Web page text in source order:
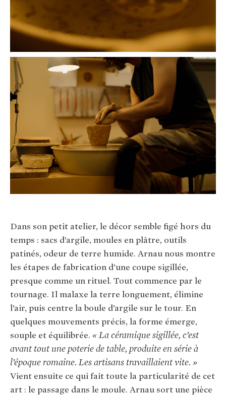
Dans son petit atelier, le décor semble figé hors du
temps : sacs d’argile, moules en plâtre, outils
patinés, odeur de terre humide. Arnau nous montre
les étapes de fabrication d’une coupe sigillée,
presque comme un rituel. Tout commence par le
tournage. Il malaxe la terre longuement, élimine
l’air, puis centre la boule d’argile sur le tour. En
quelques mouvements précis, la forme émerge,
souple et équilibrée. « La céramique sigillée, c’est
avant tout une poterie de table, produite en série à
l’époque romaine. Les artisans travaillaient vite. »
Vient ensuite ce qui fait toute la particularité de cet
art : le passage dans le moule. Arnau sort une pièce